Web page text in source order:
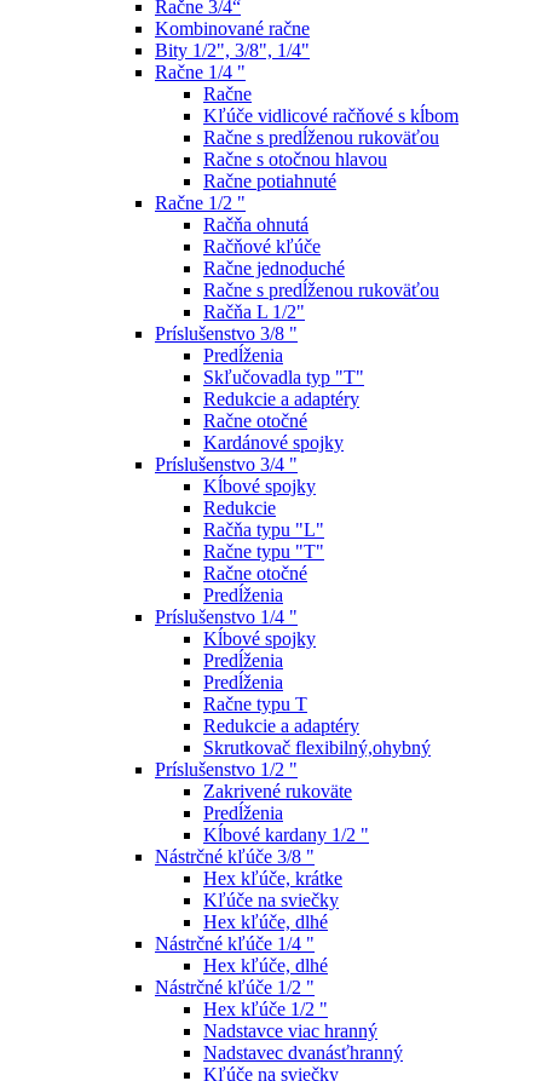
Račne 3/4“
Kombinované račne
Bity 1/2", 3/8", 1/4"
Račne 1/4 "
Račne
Kľúče vidlicové račňové s kĺbom
Račne s predĺženou rukoväťou
Račne s otočnou hlavou
Račne potiahnuté
Račne 1/2 "
Račňa ohnutá
Račňové kľúče
Račne jednoduché
Račne s predĺženou rukoväťou
Račňa L 1/2"
Príslušenstvo 3/8 "
Predĺženia
Skľučovadla typ "T"
Redukcie a adaptéry
Račne otočné
Kardánové spojky
Príslušenstvo 3/4 "
Kĺbové spojky
Redukcie
Račňa typu "L"
Račne typu "T"
Račne otočné
Predĺženia
Príslušenstvo 1/4 "
Kĺbové spojky
Predĺženia
Predĺženia
Račne typu T
Redukcie a adaptéry
Skrutkovač flexibilný,ohybný
Príslušenstvo 1/2 "
Zakrivené rukoväte
Predĺženia
Kĺbové kardany 1/2 "
Nástrčné kľúče 3/8 "
Hex kľúče, krátke
Kľúče na sviečky
Hex kľúče, dlhé
Nástrčné kľúče 1/4 "
Hex kľúče, dlhé
Nástrčné kľúče 1/2 "
Hex kľúče 1/2 "
Nadstavce viac hranný
Nadstavec dvanásťhranný
Kľúče na sviečky